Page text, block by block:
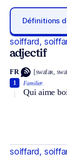
Définitions
soiffard,
adjectif
FR [swafaʀ,
Familier.
Qui aime
1
soiffard,